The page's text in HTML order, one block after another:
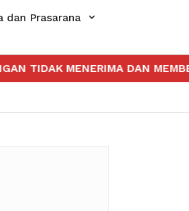
dan Prasarana
DAN MEMBERIKAN